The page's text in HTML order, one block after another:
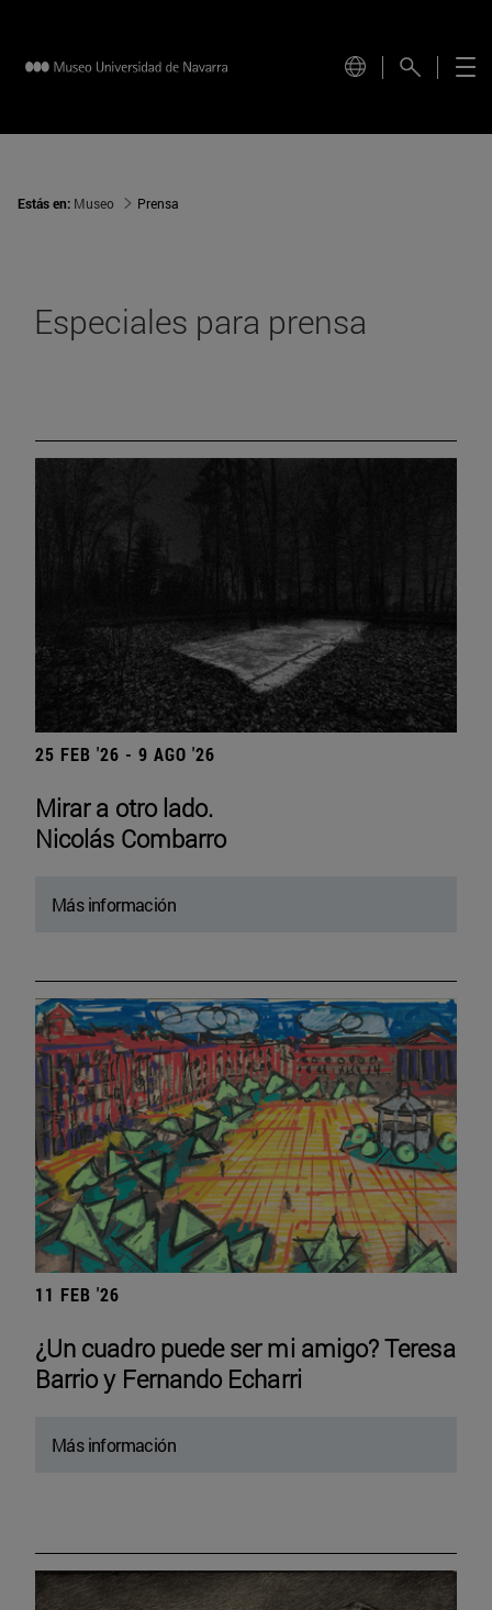
Estás en: Museo Prensa
Especiales para prensa
25 FEB '26 - 9 AGO '26
Mirar a otro lado.
Nicolás Combarro
Más información
11 FEB '26
¿Un cuadro puede ser mi amigo? Teresa
Barrio y Fernando Echarri
Más información